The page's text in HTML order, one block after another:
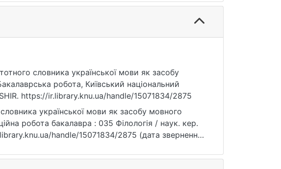
словника української мови як засобу
робота, Київський національний
https://ir.library.knu.ua/handle/15071834/2875
української мови як засобу мовного
робота бакалавра : 035 Філологія / наук. кер.
handle/15071834/2875 (дата звернення: